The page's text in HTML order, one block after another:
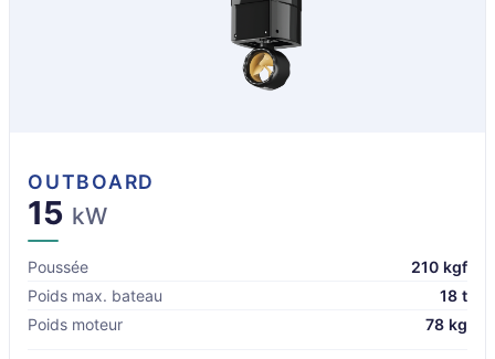
OUTBOARD
15 kW
Poussée
210 kgf
Poids max. bateau
18 t
Poids moteur
78 kg